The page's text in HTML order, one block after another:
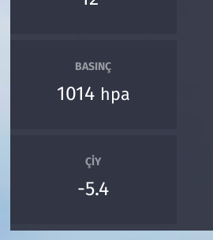
BASINÇ
1014 hpa
ÇIY
-5.4